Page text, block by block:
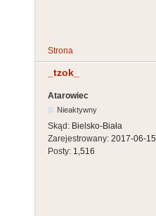
Strona
_tzok_
Atarowiec
Nieaktywny
Skąd: Bielsko-Biała
Zarejestrowany: 2017-06-15
Posty: 1,516